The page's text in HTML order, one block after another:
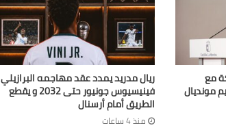
مع
مونديال
ريال مدريد يمدد عقد مهاجمه البرازيلي
فينيسيوس جونيور حتى 2032 و يقطع
الطريق أمام أرسنال
منذ 4 ساعات